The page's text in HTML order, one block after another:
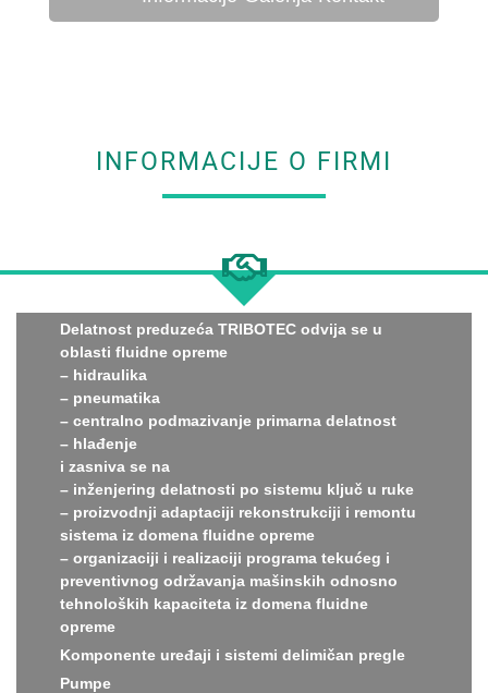
INFORMACIJE O FIRMI
Delatnost preduzeća TRIBOTEC odvija se u
oblasti fluidne opreme
– hidraulika
– pneumatika
– centralno podmazivanje primarna delatnost
– hlađenje
i zasniva se na
– inženjering delatnosti po sistemu ključ u ruke
– proizvodnji adaptaciji rekonstrukciji i remontu
sistema iz domena fluidne opreme
– organizaciji i realizaciji programa tekućeg i
preventivnog održavanja mašinskih odnosno
tehnoloških kapaciteta iz domena fluidne
opreme
Komponente uređaji i sistemi delimičan pregle
Pumpe